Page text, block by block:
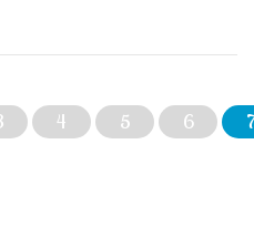
4 5 6